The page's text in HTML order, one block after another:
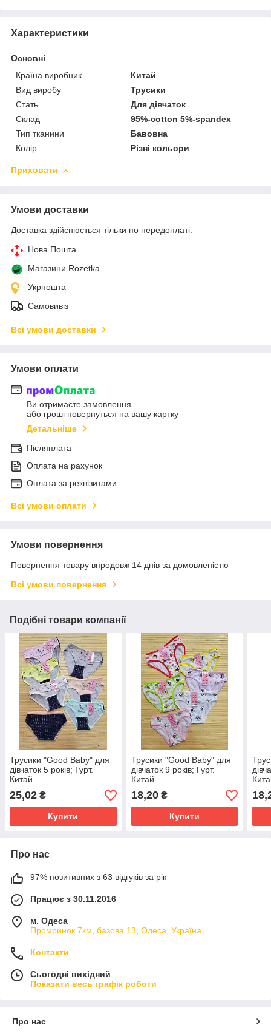
Характеристики
Основні
Країна виробник
Китай
Вид виробу
Трусики
Стать
Для дівчаток
Склад
95%-cotton 5%-spandex
Тип тканини
Бавовна
Колір
Різні кольори
Приховати
Умови доставки
Доставка здійснюється тільки по передоплаті.
Нова Пошта
Магазини Rozetka
Укрпошта
Самовивіз
Всі умови доставки
Умови оплати
Ви отримаєте замовлення
або гроші повернуться на вашу картку
Детальніше
Післяплата
Оплата на рахунок
Оплата за реквізитами
Всі умови оплати
Умови повернення
Повернення товару впродовж 14 днів за домовленістю
Всі умови повернення
Подібні товари компанії
Трусики "Good Baby" для
дівчаток 5 років; Гурт.
Китай
25,02 ₴
Купити
Трусики "Good Baby" для
дівчаток 9 років; Гурт.
Китай
18,20₴
Купити
Про нас
97% позитивних з 63 відгуків за рік
Працює з 30.11.2016
м. Одеса
Промринок 7км, базова 13, Одеса, Україна
Контакти
Сьогодні вихідний
Показати весь графік роботи
Про нас